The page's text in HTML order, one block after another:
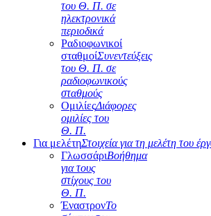
του Θ. Π. σε
ηλεκτρονικά
περιοδικά
Ραδιοφωνικοί
σταθμοίΣυνεντεύξεις
του Θ. Π. σε
ραδιοφωνικούς
σταθμούς
ΟμιλίεςΔιάφορες
ομιλίες του
Θ. Π.
Για μελέτηΣτοιχεία για τη μελέτη του
ΓλωσσάριΒοήθημα
για τους
στίχους του
Θ. Π.
ΈναστρονΤο